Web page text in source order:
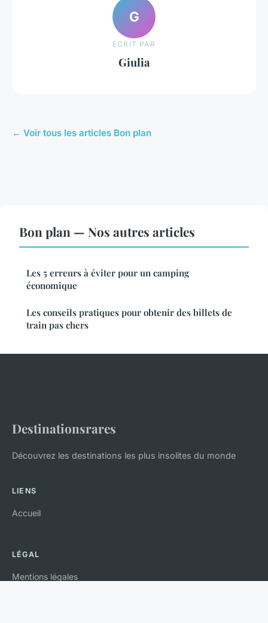
G
ECRIT PAR
Giulia
← Voir tous les articles Bon plan
Bon plan — Nos autres articles
Les 5 erreurs à éviter pour un camping
économique
Les conseils pratiques pour obtenir des billets de
train pas chers
Destinationsrares
Découvrez les destinations les plus insolites du monde
LIENS
Accueil
LÉGAL
Mentions légales